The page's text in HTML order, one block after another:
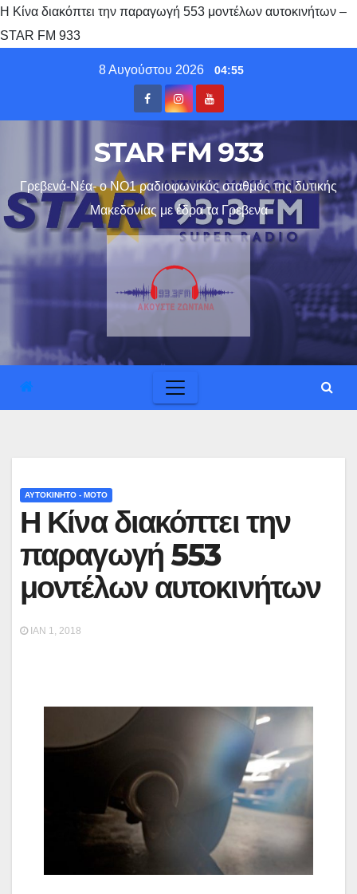
Η Κίνα διακόπτει την παραγωγή 553 μοντέλων αυτοκινήτων –
STAR FM 933
8 Αυγούστου 2026 04:55
STAR FM 933
Γρεβενά-Νέα- ο ΝΟ1 ραδιοφωνικός σταθμός της δυτικής
Μακεδονίας με έδρα τα Γρεβενα
ΑΥΤΟΚΙΝΗΤΟ - ΜΟΤΟ
Η Κίνα διακόπτει την
παραγωγή 553
μοντέλων αυτοκινήτων
ΙΑΝ 1, 2018